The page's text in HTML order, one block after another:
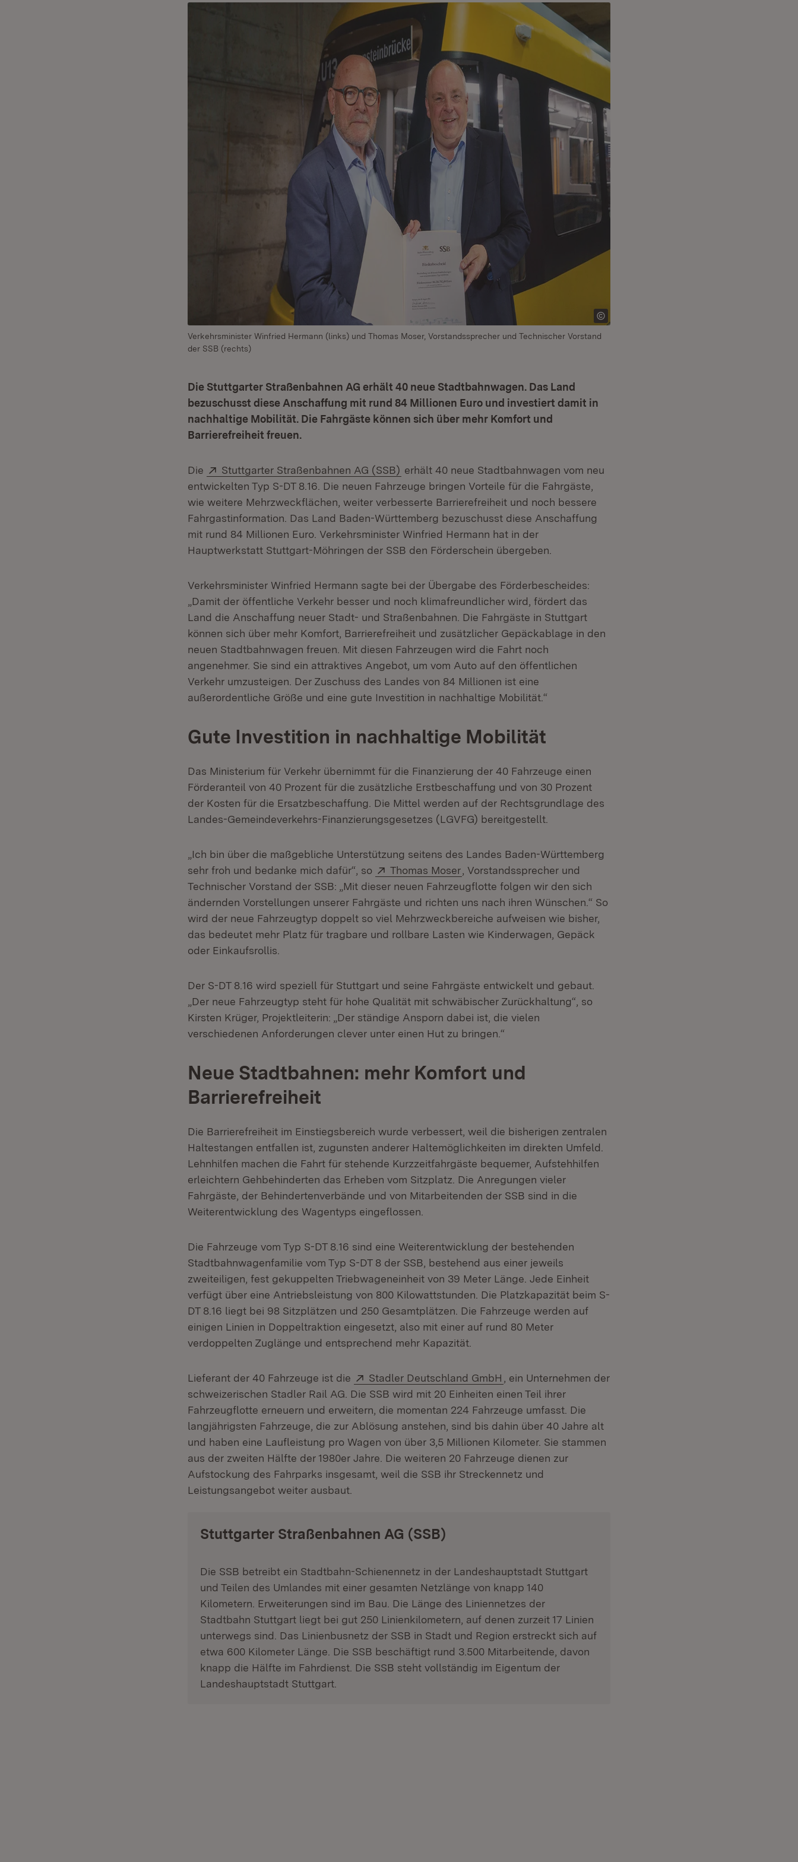
Verkehrsminister Winfried Hermann (links) und Thomas Moser, Vorstandssprecher und Technischer Vorstand
der SSB (rechts)
Die Stuttgarter Straßenbahnen AG erhält 40 neue Stadtbahnwagen. Das Land
bezuschusst diese Anschaffung mit rund 84 Millionen Euro und investiert damit in
nachhaltige Mobilität. Die Fahrgäste können sich über mehr Komfort und
Barrierefreiheit freuen.
Die Extern:
Stuttgarter Straßenbahnen AG (SSB) (Öffnet in neuem Fenster)
erhält 40 neue Stadtbahnwagen vom neu
entwickelten Typ S-DT 8.16. Die neuen Fahrzeuge bringen Vorteile für die Fahrgäste,
wie weitere Mehrzweckflächen, weiter verbesserte Barrierefreiheit und noch bessere
Fahrgastinformation. Das Land Baden-Württemberg bezuschusst diese Anschaffung
mit rund 84 Millionen Euro. Verkehrsminister Winfried Hermann hat in der
Hauptwerkstatt Stuttgart-Möhringen der SSB den Förderschein übergeben.
Verkehrsminister Winfried Hermann sagte bei der Übergabe des Förderbescheides:
„Damit der öffentliche Verkehr besser und noch klimafreundlicher wird, fördert das
Land die Anschaffung neuer Stadt- und Straßenbahnen. Die Fahrgäste in Stuttgart
können sich über mehr Komfort, Barrierefreiheit und zusätzlicher Gepäckablage in den
neuen Stadtbahnwagen freuen. Mit diesen Fahrzeugen wird die Fahrt noch
angenehmer. Sie sind ein attraktives Angebot, um vom Auto auf den öffentlichen
Verkehr umzusteigen. Der Zuschuss des Landes von 84 Millionen ist eine
außerordentliche Größe und eine gute Investition in nachhaltige Mobilität.“
Gute Investition in nachhaltige Mobilität
Das Ministerium für Verkehr übernimmt für die Finanzierung der 40 Fahrzeuge einen
Förderanteil von 40 Prozent für die zusätzliche Erstbeschaffung und von 30 Prozent
der Kosten für die Ersatzbeschaffung. Die Mittel werden auf der Rechtsgrundlage des
Landes-Gemeindeverkehrs-Finanzierungsgesetzes (LGVFG) bereitgestellt.
„Ich bin über die maßgebliche Unterstützung seitens des Landes Baden-Württemberg
sehr froh und bedanke mich dafür“, so
Extern:
Thomas Moser (Öffnet in neuem Fenster)
, Vorstandssprecher und
Technischer Vorstand der SSB: „Mit dieser neuen Fahrzeugflotte folgen wir den sich
ändernden Vorstellungen unserer Fahrgäste und richten uns nach ihren Wünschen.“ So
wird der neue Fahrzeugtyp doppelt so viel Mehrzweckbereiche aufweisen wie bisher,
das bedeutet mehr Platz für tragbare und rollbare Lasten wie Kinderwagen, Gepäck
oder Einkaufsrollis.
Der S-DT 8.16 wird speziell für Stuttgart und seine Fahrgäste entwickelt und gebaut.
„Der neue Fahrzeugtyp steht für hohe Qualität mit schwäbischer Zurückhaltung“, so
Kirsten Krüger, Projektleiterin: „Der ständige Ansporn dabei ist, die vielen
verschiedenen Anforderungen clever unter einen Hut zu bringen.“
Neue Stadtbahnen: mehr Komfort und
Barrierefreiheit
Die Barrierefreiheit im Einstiegsbereich wurde verbessert, weil die bisherigen zentralen
Haltestangen entfallen ist, zugunsten anderer Haltemöglichkeiten im direkten Umfeld.
Lehnhilfen machen die Fahrt für stehende Kurzzeitfahrgäste bequemer, Aufstehhilfen
erleichtern Gehbehinderten das Erheben vom Sitzplatz. Die Anregungen vieler
Fahrgäste, der Behindertenverbände und von Mitarbeitenden der SSB sind in die
Weiterentwicklung des Wagentyps eingeflossen.
Die Fahrzeuge vom Typ S-DT 8.16 sind eine Weiterentwicklung der bestehenden
Stadtbahnwagenfamilie vom Typ S-DT 8 der SSB, bestehend aus einer jeweils
zweiteiligen, fest gekuppelten Triebwageneinheit von 39 Meter Länge. Jede Einheit
verfügt über eine Antriebsleistung von 800 Kilowattstunden. Die Platzkapazität beim S-
DT 8.16 liegt bei 98 Sitzplätzen und 250 Gesamtplätzen. Die Fahrzeuge werden auf
einigen Linien in Doppeltraktion eingesetzt, also mit einer auf rund 80 Meter
verdoppelten Zuglänge und entsprechend mehr Kapazität.
Lieferant der 40 Fahrzeuge ist die Extern:
Stadler Deutschland GmbH (Öffnet in neuem Fenster)
, ein Unternehmen der
schweizerischen Stadler Rail AG. Die SSB wird mit 20 Einheiten einen Teil ihrer
Fahrzeugflotte erneuern und erweitern, die momentan 224 Fahrzeuge umfasst. Die
langjährigsten Fahrzeuge, die zur Ablösung anstehen, sind bis dahin über 40 Jahre alt
und haben eine Laufleistung pro Wagen von über 3,5 Millionen Kilometer. Sie stammen
aus der zweiten Hälfte der 1980er Jahre. Die weiteren 20 Fahrzeuge dienen zur
Aufstockung des Fahrparks insgesamt, weil die SSB ihr Streckennetz und
Leistungsangebot weiter ausbaut.
Stuttgarter Straßenbahnen AG (SSB)
Die SSB betreibt ein Stadtbahn-Schienennetz in der Landeshauptstadt Stuttgart
und Teilen des Umlandes mit einer gesamten Netzlänge von knapp 140
Kilometern. Erweiterungen sind im Bau. Die Länge des Liniennetzes der
Stadtbahn Stuttgart liegt bei gut 250 Linienkilometern, auf denen zurzeit 17 Linien
unterwegs sind. Das Linienbusnetz der SSB in Stadt und Region erstreckt sich auf
etwa 600 Kilometer Länge. Die SSB beschäftigt rund 3.500 Mitarbeitende, davon
knapp die Hälfte im Fahrdienst. Die SSB steht vollständig im Eigentum der
Landeshauptstadt Stuttgart.